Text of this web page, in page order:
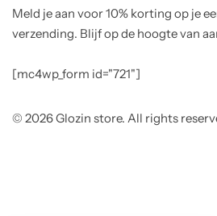
Meld je aan voor 10% korting op je
verzending. Blijf op de hoogte van
[mc4wp_form id="721"]
© 2026 Glozin store. All rights